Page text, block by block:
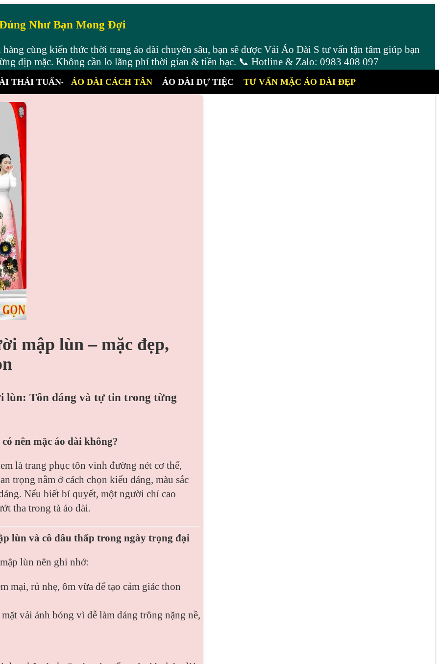
Như Bạn Mong Đợi
cùng kiến thức thời trang áo dài chuyên sâu, bạn sẽ được Vải Áo Dài S tư vấn tận tâm giúp bạn
dịp mặc. Không cần lo lãng phí thời gian & tiền bạc. 📞 Hotline & Zalo: 0983 408 097
THÁI TUẤN ÁO DÀI CÁCH TÂN ÁO DÀI DỰ TIỆC TƯ VẤN MẶC ÁO DÀI ĐẸP
mập lùn – mặc đẹp,
lùn: Tôn dáng và tự tin trong từng
nên mặc áo dài không?
là trang phục tôn vinh đường nét cơ thể,
trọng nằm ở cách chọn kiểu dáng, màu sắc
Nếu biết bí quyết, một người chỉ cao
tha trong tà áo dài.
lùn và cô dâu thấp trong ngày trọng đại
lùn nên ghi nhớ:
mại, rủ nhẹ, ôm vừa để tạo cảm giác thon
vải ánh bóng vì dễ làm dáng trông nặng nề,